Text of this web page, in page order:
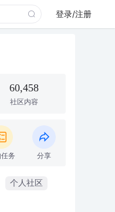
登录/注册
60,458
社区内容
务 分享
个人社区